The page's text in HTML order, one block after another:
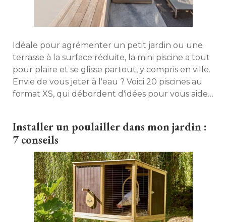
Idéale pour agrémenter un petit jardin ou une
terrasse à la surface réduite, la mini piscine a tout
pour plaire et se glisse partout, y compris en ville.
Envie de vous jeter à l'eau ? Voici 20 piscines au
format XS, qui débordent d'idées pour vous aider
Installer un poulailler dans mon jardin :
7 conseils